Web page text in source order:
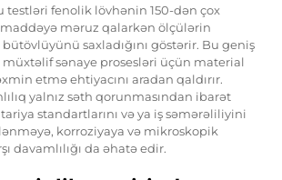
testləri fenolik lövhənin 150-dən çox
məruz qalarkən ölçülərin
saxladığını göstərir. Bu geniş
sənaye prosesləri üçün material
etmə ehtiyacını aradan qaldırır.
yalnız səth qorunmasından ibarət
standartlarını və ya iş səmərəliliyini
korroziyaya və mikroskopik
davamlılığı da əhatə edir.